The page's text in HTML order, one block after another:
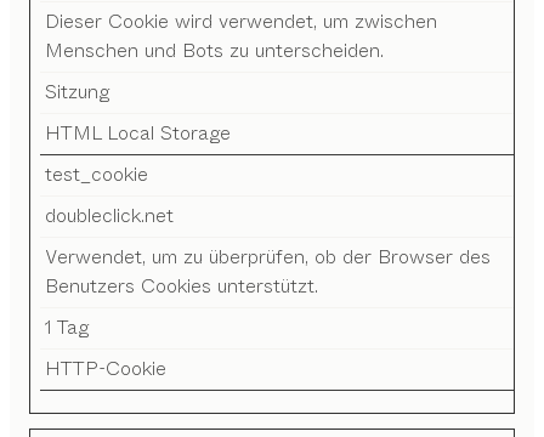
Dieser Cookie wird verwendet, um zwischen
Menschen und Bots zu unterscheiden.
Sitzung
HTML Local Storage
test_cookie
doubleclick.net
Verwendet, um zu überprüfen, ob der Browser des
Benutzers Cookies unterstützt.
1 Tag
HTTP-Cookie